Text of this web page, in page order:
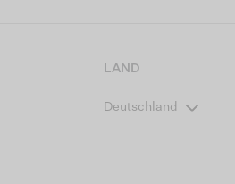
LAND
Deutschland